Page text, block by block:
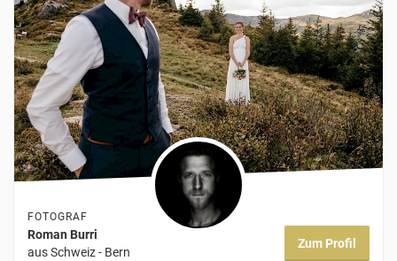
FOTOGRAF
Roman Burri
aus Schweiz - Bern
Zum Profil